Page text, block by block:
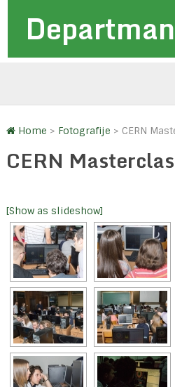
Home > Fotografije > CERN
CERN
[Show as slideshow]